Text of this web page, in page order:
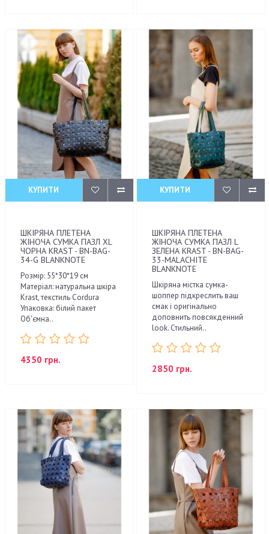
КУПИТИ
ШКІРЯНА ПЛЕТЕНА
ЖІНОЧА СУМКА ПАЗЛ XL
ЧОРНА KRAST - BN-BAG-
34-G BLANKNOTE
Розмір: 55*30*19 см
Матеріал: натуральна шкіра
Krast, текстиль Cordura
Упаковка: білий пакет
Об'ємна..
4350 грн.
КУПИТИ
ШКІРЯНА ПЛЕТЕНА
ЖІНОЧА СУМКА ПАЗЛ L
ЗЕЛЕНА KRAST - BN-BAG-
33-MALACHITE
BLANKNOTE
Шкіряна містка сумка-
шоппер підкреслить ваш
смак і оригінально
доповнить повсякденний
look. Стильний..
2850 грн.